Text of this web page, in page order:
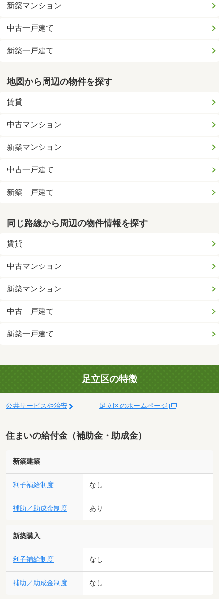
新築マンション
中古一戸建て
新築一戸建て
地図から周辺の物件を探す
賃貸
中古マンション
新築マンション
中古一戸建て
新築一戸建て
同じ路線から周辺の物件情報を探す
賃貸
中古マンション
新築マンション
中古一戸建て
新築一戸建て
足立区の特徴
公共サービスや治安 足立区のホームページ
住まいの給付金（補助金・助成金）
新築建築
利子補給制度 なし
補助／助成金制度 あり
新築購入
利子補給制度 なし
補助／助成金制度 なし